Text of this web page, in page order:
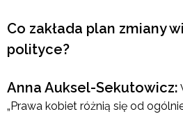
Co zakłada plan zmiany
polityce?
Anna Auksel-Sekutowicz:
„Prawa kobiet różnią się od